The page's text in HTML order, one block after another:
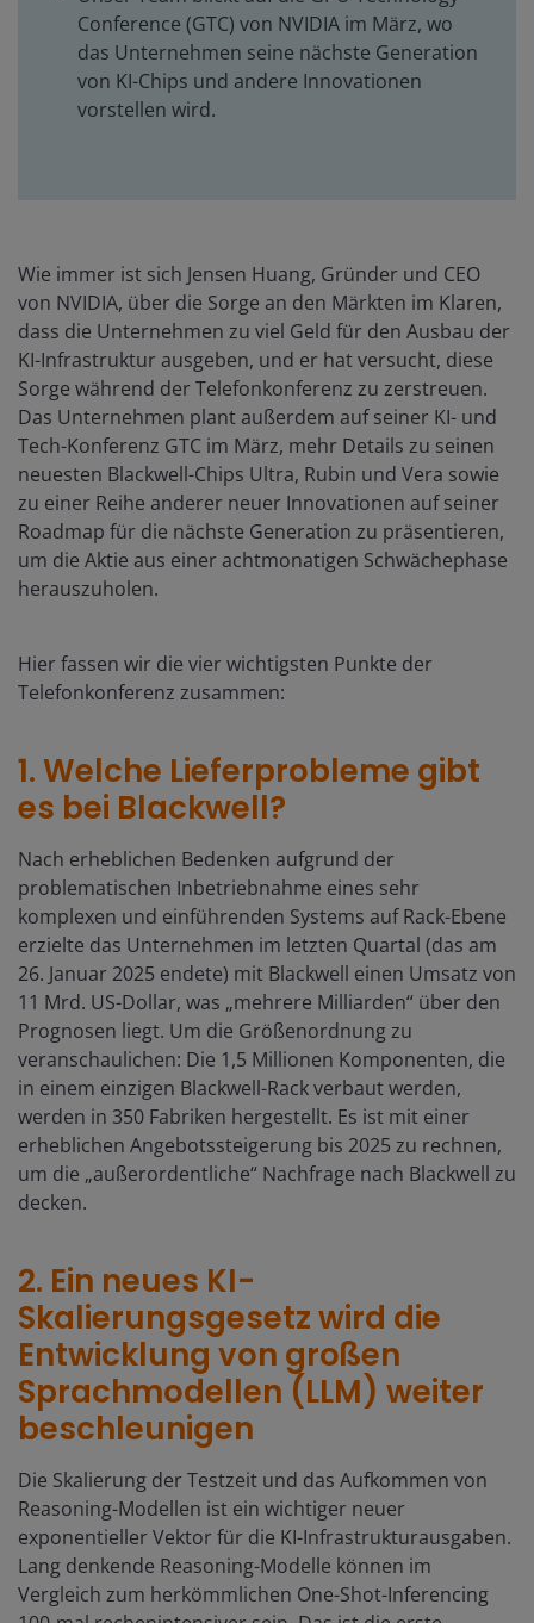
Conference (GTC) von NVIDIA im März, wo
das Unternehmen seine nächste Generation
von KI-Chips und andere Innovationen
vorstellen wird.
Wie immer ist sich Jensen Huang, Gründer und CEO
von NVIDIA, über die Sorge an den Märkten im Klaren,
dass die Unternehmen zu viel Geld für den Ausbau der
KI-Infrastruktur ausgeben, und er hat versucht, diese
Sorge während der Telefonkonferenz zu zerstreuen.
Das Unternehmen plant außerdem auf seiner KI- und
Tech-Konferenz GTC im März, mehr Details zu seinen
neuesten Blackwell-Chips Ultra, Rubin und Vera sowie
zu einer Reihe anderer neuer Innovationen auf seiner
Roadmap für die nächste Generation zu präsentieren,
um die Aktie aus einer achtmonatigen Schwächephase
herauszuholen.
Hier fassen wir die vier wichtigsten Punkte der
Telefonkonferenz zusammen:
1. Welche Lieferprobleme gibt
es bei Blackwell?
Nach erheblichen Bedenken aufgrund der
problematischen Inbetriebnahme eines sehr
komplexen und einführenden Systems auf Rack-Ebene
erzielte das Unternehmen im letzten Quartal (das am
26. Januar 2025 endete) mit Blackwell einen Umsatz von
11 Mrd. US-Dollar, was „mehrere Milliarden“ über den
Prognosen liegt. Um die Größenordnung zu
veranschaulichen: Die 1,5 Millionen Komponenten, die
in einem einzigen Blackwell-Rack verbaut werden,
werden in 350 Fabriken hergestellt. Es ist mit einer
erheblichen Angebotssteigerung bis 2025 zu rechnen,
um die „außerordentliche“ Nachfrage nach Blackwell zu
decken.
2. Ein neues KI-
Skalierungsgesetz wird die
Entwicklung von großen
Sprachmodellen (LLM) weiter
beschleunigen
Die Skalierung der Testzeit und das Aufkommen von
Reasoning-Modellen ist ein wichtiger neuer
exponentieller Vektor für die KI-Infrastrukturausgaben.
Lang denkende Reasoning-Modelle können im
Vergleich zum herkömmlichen One-Shot-Inferencing